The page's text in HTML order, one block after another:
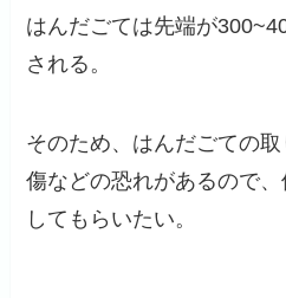
はんだごては先端が
される。
そのため、はんだごての
傷などの恐れがあるので
してもらいたい。